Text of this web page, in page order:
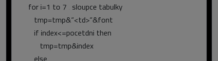
for i=1 to 7 ‚ sloupce tabulky
tmp=tmp&“<td>“&font
if index<=pocetdni then
tmp=tmp&index
else